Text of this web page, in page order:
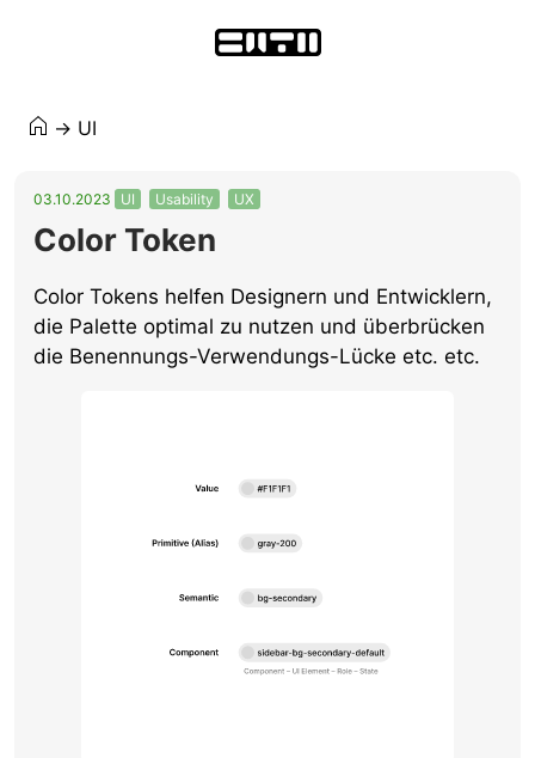
→ UI
03.10.2023 UI Usability UX
Color Token
Color Tokens helfen Designern und Entwicklern,
die Palette optimal zu nutzen und überbrücken
die Benennungs-Verwendungs-Lücke etc. etc.